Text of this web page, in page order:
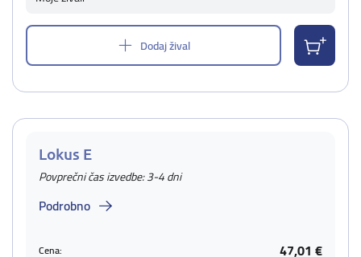
Dodaj žival
Lokus E
Povprečni čas izvedbe: 3-4 dni
Podrobno
Cena: 47,01 €